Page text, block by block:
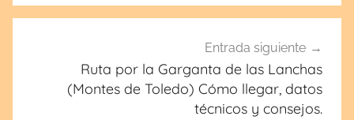
Entrada siguiente
Ruta por la Garganta de las Lanchas
(Montes de Toledo) Cómo llegar, datos
técnicos y consejos.